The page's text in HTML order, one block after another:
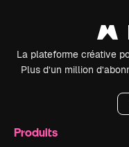
La plateforme créative
Plus d’un million
Produits